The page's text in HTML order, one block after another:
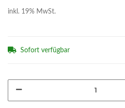
inkl. 19% MwSt.
Sofort verfügbar